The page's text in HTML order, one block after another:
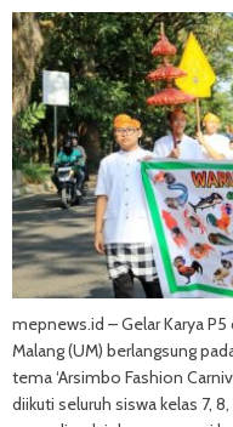
mepnews.id – Gelar Karya
Malang (UM) berlangsung
tema ‘Arsimbo Fashion
diikuti seluruh siswa kelas 7,